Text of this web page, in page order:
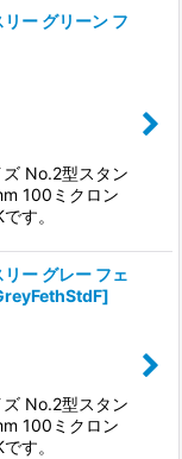
ー グリーン フ
No.2型スタン
100ミクロン
す。
ー グレー フェ
]
No.2型スタン
100ミクロン
す。